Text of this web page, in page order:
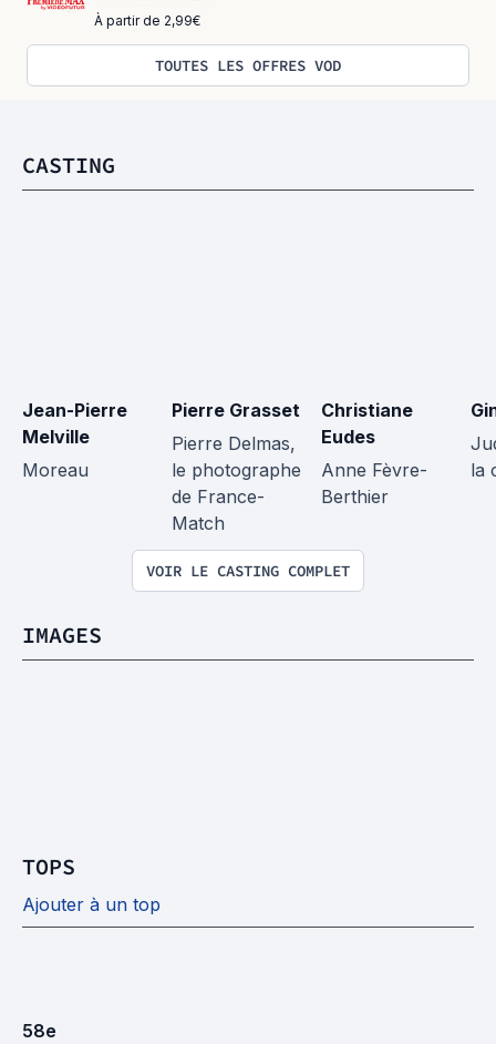
À partir de 2,99€
TOUTES LES OFFRES VOD
CASTING
Jean-Pierre
Melville
Moreau
Pierre Grasset
Pierre Delmas,
le photographe
de France-
Match
Christiane
Eudes
Anne Fèvre-
Berthier
la
VOIR LE CASTING COMPLET
IMAGES
TOPS
Ajouter à un top
58e